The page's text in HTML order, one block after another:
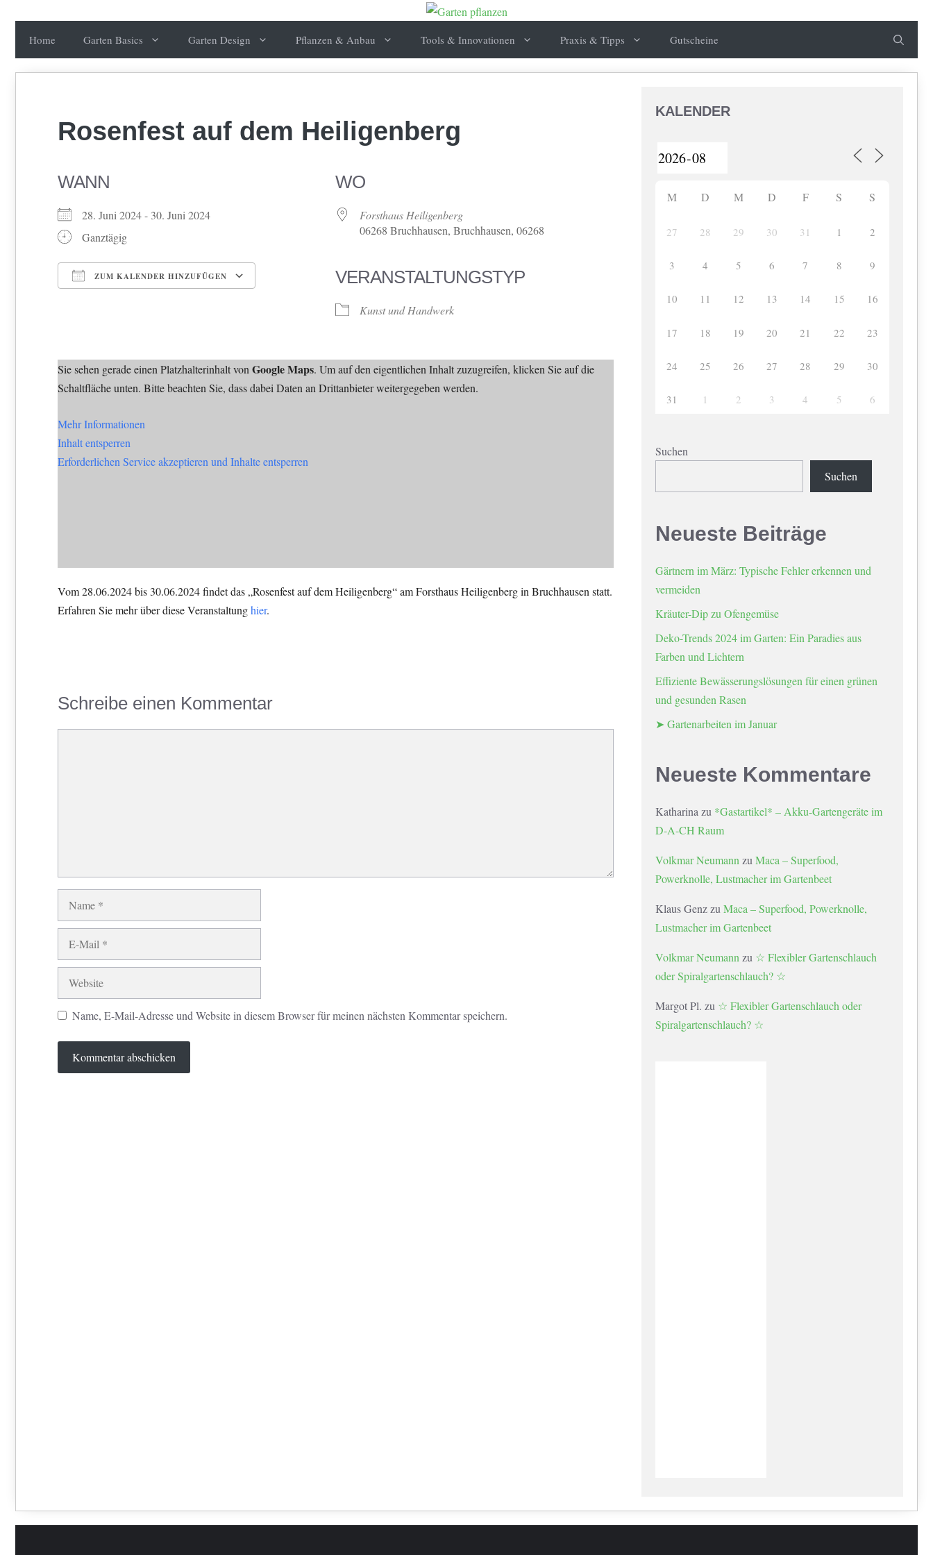
springenHome Garten Basics Garten Design Pflanzen & Anbau Tools & Innovationen Praxis & Tipps Gutscheine
Rosenfest auf dem Heiligenberg
WANN
28. Juni 2024 - 30. Juni 2024
Ganztägig
ZUM KALENDER HINZUFÜGEN
WO
Forsthaus Heiligenberg
06268 Bruchhausen, Bruchhausen, 06268
VERANSTALTUNGSTYP
Kunst und Handwerk
Sie sehen gerade einen Platzhalterinhalt von Google Maps. Um auf den eigentlichen Inhalt zuzugreifen, klicken Sie auf die
Schaltfläche unten. Bitte beachten Sie, dass dabei Daten an Drittanbieter weitergegeben werden.
Mehr Informationen
Inhalt entsperren
Erforderlichen Service akzeptieren und Inhalte entsperren
Vom 28.06.2024 bis 30.06.2024 findet das „Rosenfest auf dem Heiligenberg“ am Forsthaus Heiligenberg in Bruchhausen statt.
Erfahren Sie mehr über diese Veranstaltunghier.
Schreibe einen Kommentar
Website
Name, E-Mail-Adresse und Website in diesem Browser für meinen nächsten Kommentar speichern.
KALENDER
M D M D F S S
27 28 29 30 31 1 2
3 4 5 6 7 8 9
10 11 12 13 14 15 16
17 18 19 20 21 22 23
24 25 26 27 28 29 30
31 1 2 3 4 5 6
Suchen
Suchen
Neueste Beiträge
Gärtnern im März: Typische Fehler erkennen und
vermeiden
Kräuter-Dip zu Ofengemüse
Deko-Trends 2024 im Garten: Ein Paradies aus
Farben und Lichtern
Effiziente Bewässerungslösungen für einen grünen
und gesunden Rasen
➤ Gartenarbeiten im Januar
Neueste Kommentare
Katharina zu *Gastartikel* – Akku-Gartengeräte im
D-A-CH Raum
Volkmar Neumann zu Maca – Superfood,
Powerknolle, Lustmacher im Gartenbeet
Klaus Genzzu Maca – Superfood, Powerknolle,
Lustmacher im Gartenbeet
Volkmar Neumann zu ☆ Flexibler Gartenschlauch
oder Spiralgartenschlauch? ☆
Margot Pl. zu ☆ Flexibler Gartenschlauch oder
Spiralgartenschlauch? ☆